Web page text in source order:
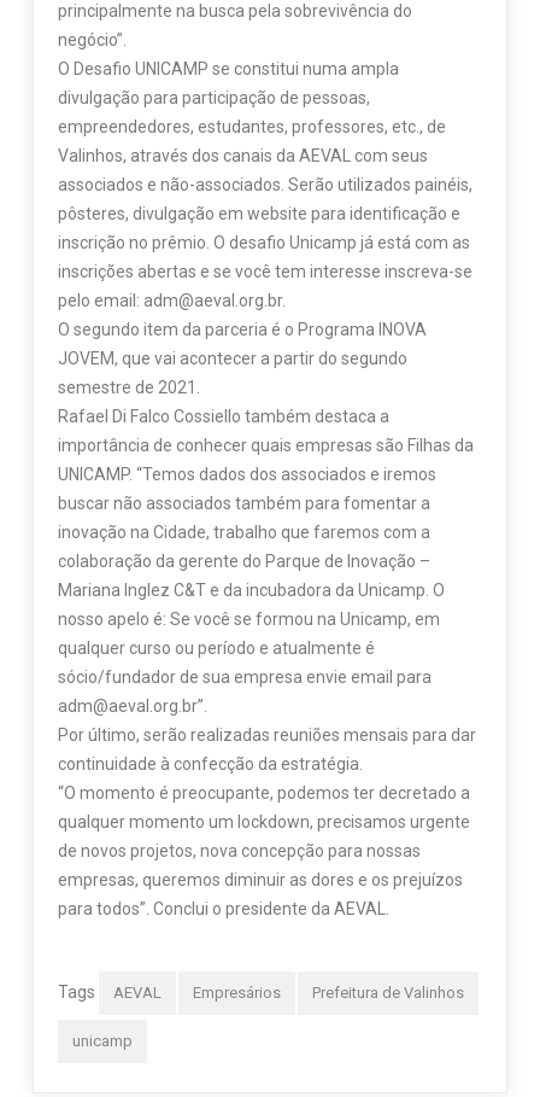
principalmente na busca pela sobrevivência do
negócio”.
O Desafio UNICAMP se constitui numa ampla
divulgação para participação de pessoas,
empreendedores, estudantes, professores, etc., de
Valinhos, através dos canais da AEVAL com seus
associados e não-associados. Serão utilizados painéis,
pôsteres, divulgação em website para identificação e
inscrição no prêmio. O desafio Unicamp já está com as
inscrições abertas e se você tem interesse inscreva-se
pelo email: adm@aeval.org.br.
O segundo item da parceria é o Programa INOVA
JOVEM, que vai acontecer a partir do segundo
semestre de 2021.
Rafael Di Falco Cossiello também destaca a
importância de conhecer quais empresas são Filhas da
UNICAMP. “Temos dados dos associados e iremos
buscar não associados também para fomentar a
inovação na Cidade, trabalho que faremos com a
colaboração da gerente do Parque de Inovação –
Mariana Inglez C&T e da incubadora da Unicamp. O
nosso apelo é: Se você se formou na Unicamp, em
qualquer curso ou período e atualmente é
sócio/fundador de sua empresa envie email para
adm@aeval.org.br”.
Por último, serão realizadas reuniões mensais para dar
continuidade à confecção da estratégia.
“O momento é preocupante, podemos ter decretado a
qualquer momento um lockdown, precisamos urgente
de novos projetos, nova concepção para nossas
empresas, queremos diminuir as dores e os prejuízos
para todos”. Conclui o presidente da AEVAL.
Tags AEVAL Empresários Prefeitura de Valinhos
unicamp